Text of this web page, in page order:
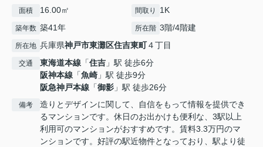
面積 16.00㎡ 間取り 1K
築年数 築41年 所在階 3階/4階建
所在地 兵庫県神戸市東灘区住吉東町４丁目
交通 東海道本線 「住吉 」駅 徒歩6分
阪神本線 「魚崎 」駅 徒歩9分
阪急神戸本線 「御影 」駅 徒歩26分
備考
造りとデザインに関して、自信をもって情報を提供でき
るマンションです。休日のお出かけも便利な、3駅以上
利用可のマンションがおすすめです。賃料3.3万円のマ
ンションです。好評の駅近物件となっており、駅より徒